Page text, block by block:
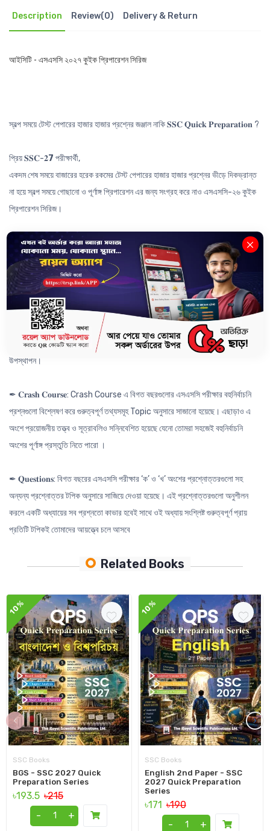
Description Review(0) Delivery & Return
আইসিটি - এসএসসি ২০২৭ কুইক প্রিপারেশন সিরিজ
স্বল্প সময়ে টেস্ট পেপারের হাজার হাজার প্রশ্নের জঞ্জাল নাকি 𝐒𝐒𝐂 𝐐𝐮𝐢𝐜𝐤 𝐏𝐫𝐞𝐩𝐚𝐫𝐚𝐭𝐢𝐨𝐧 ?
প্রিয় 𝐒𝐒𝐂-𝟐7 পরীক্ষার্থী,
একদম শেষ সময়ে বাজারের হরেক রকমের টেস্ট পেপারের হাজার হাজার প্রশ্নের ভীড়ে দিকভ্রান্ত
না হয়ে স্বল্প সময়ে গোছানো ও পূর্ণাঙ্গ প্রিপারেশন এর জন্য সংগ্রহ করে নাও এসএসসি-২৬ কুইক
প্রিপারেশন সিরিজ।
যেখানে থাকছে -
✒ 𝐂𝐨𝐦𝐩𝐫𝐞𝐡𝐞𝐧𝐬𝐢𝐯𝐞 𝐐𝐮𝐞𝐬𝐭𝐢𝐨𝐧: বিগত বছরের প্রশ্নগুলো Analysis করে তৈরি করা
প্রতিটি অধ্যায়ের ২-৩ টি CQ যা অনুশীলনের মাধ্যমে পুরো অধ্যায়ের সকল গুরুত্বপূর্ণ
Concept তো কাভার হবেই; সাথে বিগত বছরের সকল বোর্ড প্রশ্ন সমাধান করা হয়ে যাবে।
✒ 𝐁𝐨𝐚𝐫𝐝 𝐀𝐧𝐚𝐥𝐲𝐬𝐢𝐬: বোর্ড এনালাইসিস এর মাধ্যমে কোনো একটি অধ্যায় MCQ বা CQ এর
জন্য কোন Topic টি কোন বোর্ডের জন্য কতটা গুরুত্বপূর্ণ চুলচেরা বিশ্লেষণের মাধ্যমে
উপস্থাপন।
✒ 𝐂𝐫𝐚𝐬𝐡 𝐂𝐨𝐮𝐫𝐬𝐞: Crash Course এ বিগত বছরগুলোর এসএসসি পরীক্ষার বহুনির্বাচনি
প্রশ্নগুলো বিশ্লেষণ করে গুরুত্বপূর্ণ তথ্যসমূহ Topic অনুসারে সাজানো হয়েছে। এছাড়াও এ
অংশে প্রয়োজনীয় তত্ত্ব ও সূত্রাবলিও সন্নিবেশিত হয়েছে যেনো তোমরা সহজেই বহুনির্বাচনি
অংশের পূর্ণাঙ্গ প্রস্তুতি নিতে পারো ।
✒ 𝐐𝐮𝐞𝐬𝐭𝐢𝐨𝐧𝐬: বিগত বছরের এসএসসি পরীক্ষার ‘ক’ ও ‘খ’ অংশের প্রশ্নোত্তরগুলো সহ
অন্যন্য প্রশ্নোত্তর টপিক অনুসারে সাজিয়ে দেওয়া হয়েছে। এই প্রশ্নোত্তরগুলো অনুশীলন
করলে একটি অধ্যায়ের সব প্রশ্নতো কাভার হবেই সাথে ওই অধ্যায় সংশ্লিষ্ট গুরুত্বপূর্ণ প্রায়
প্রতিটি টপিকই তোমাদের আয়ত্ত্বে চলে আসবে
Related Books
10%
SSC Books
BGS - SSC 2027 Quick
Preparation Series
৳193.5 ৳215
-
+
10%
SSC Books
English 2nd Paper - SSC
2027 Quick Preparation
Series
৳171 ৳190
-
+
‹ ›